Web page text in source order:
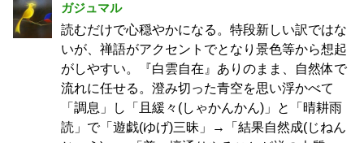
ガジュマル
読むだけで心穏やかになる。特段新しい訳ではな
いが、禅語がアクセントでとなり景色等から想起
がしやすい。『白雲自在』ありのまま、自然体で
流れに任せる。澄み切った青空を思い浮かべて
「調息」し「且緩々(しゃかんかん)」と「晴耕雨
読」で「遊戯(ゆげ)三昧」→「結果自然成(じねん